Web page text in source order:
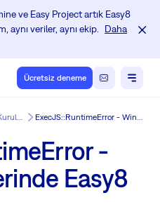
ve Easy Project artık Easy8
aynı veriler, aynı ekip.
Daha
Ücretsiz deneme
Yaygın Redmine Kurulumu ve Güncelleme sorunları ExecJS::RuntimeError - Windows üzerinde Easy8 güncelleme
-
Easy8